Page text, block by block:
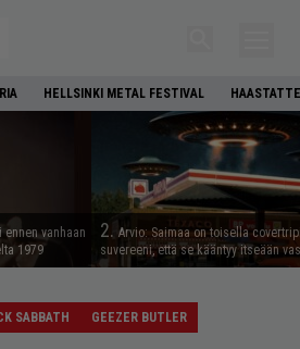
HELLSINKI METAL FESTIVAL
vanhaan
1979
2. Arvio: Saimaa on toisella
suvereeni, että se kääntyy itseään
SABBATH GEEZER BUTLER